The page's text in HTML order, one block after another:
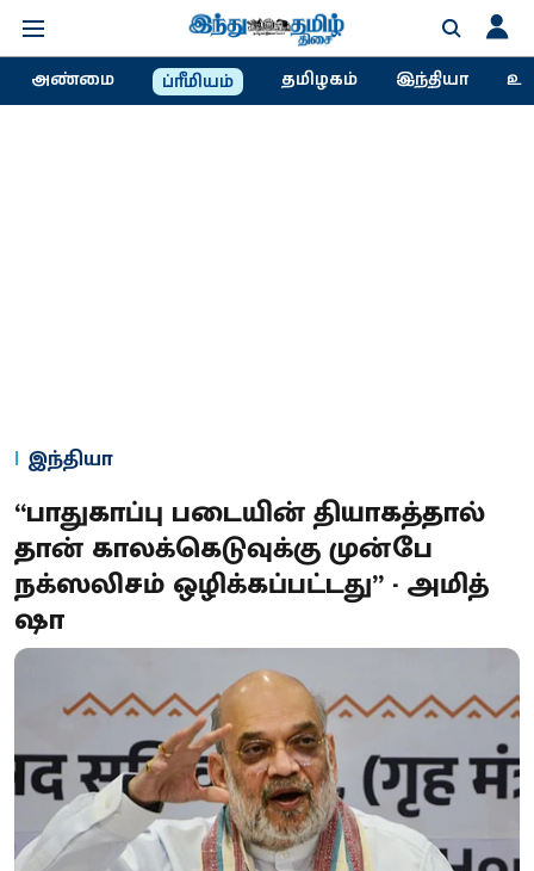
அண்மை ப்ரீமியம் தமிழகம் இந்தியா
இந்தியா
“பாதுகாப்பு படையின் தியாகத்தால்
தான் காலக்கெடுவுக்கு முன்பே
நக்ஸலிசம் ஒழிக்கப்பட்டது” - அமித்
ஷா